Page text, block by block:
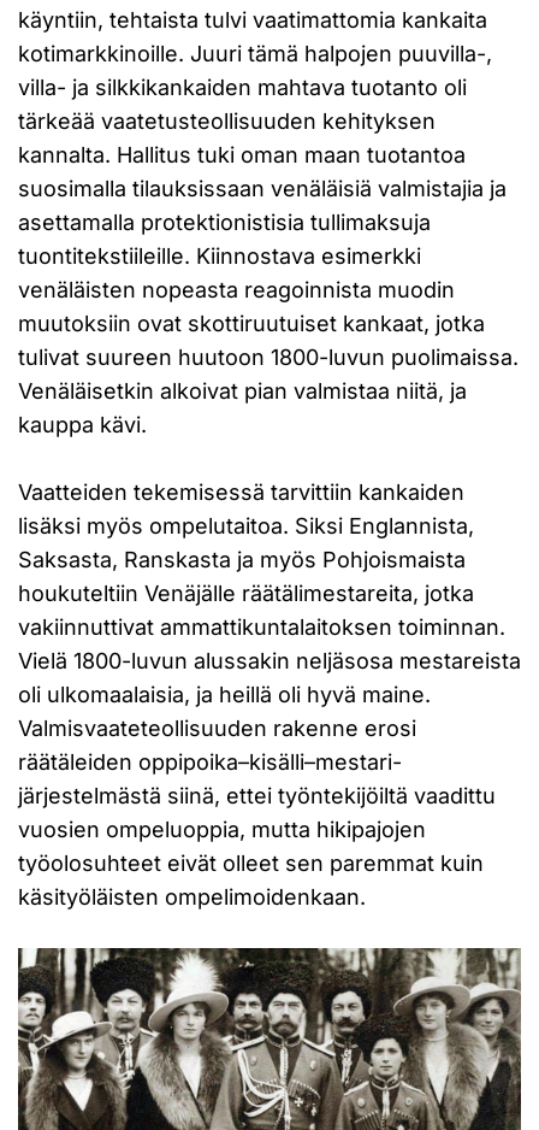
käyntiin, tehtaista tulvi vaatimattomia kankaita
kotimarkkinoille. Juuri tämä halpojen puuvilla-,
villa- ja silkkikankaiden mahtava tuotanto oli
tärkeää vaatetusteollisuuden kehityksen
kannalta. Hallitus tuki oman maan tuotantoa
suosimalla tilauksissaan venäläisiä valmistajia ja
asettamalla protektionistisia tullimaksuja
tuontitekstiileille. Kiinnostava esimerkki
venäläisten nopeasta reagoinnista muodin
muutoksiin ovat skottiruutuiset kankaat, jotka
tulivat suureen huutoon 1800-luvun puolimaissa.
Venäläisetkin alkoivat pian valmistaa niitä, ja
kauppa kävi.
Vaatteiden tekemisessä tarvittiin kankaiden
lisäksi myös ompelutaitoa. Siksi Englannista,
Saksasta, Ranskasta ja myös Pohjoismaista
houkuteltiin Venäjälle räätälimestareita, jotka
vakiinnuttivat ammattikuntalaitoksen toiminnan.
Vielä 1800-luvun alussakin neljäsosa mestareista
oli ulkomaalaisia, ja heillä oli hyvä maine.
Valmisvaateteollisuuden rakenne erosi
räätäleiden oppipoika–kisälli–mestari-
järjestelmästä siinä, ettei työntekijöiltä vaadittu
vuosien ompeluoppia, mutta hikipajojen
työolosuhteet eivät olleet sen paremmat kuin
käsityöläisten ompelimoidenkaan.